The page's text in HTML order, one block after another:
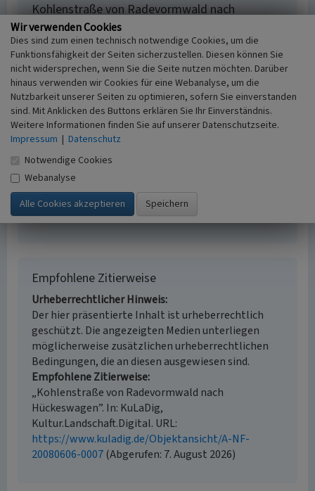
Kohlenstraße von Radevormwald nach
Hückeswagen
Schlagwörter
Straße
Fachsicht(en)
Kulturlandschaftspflege
Erfassungsmaßstab
i.d.R. 1:5.000 (größer als 1:20.000)
Erfassungsmethode
Auswertung historischer Karten,
Literaturauswertung, Geländebegehung/-
kartierung
Historischer Zeitraum
Beginn 1600 bis 1700, Ende nach 1850
Empfohlene Zitierweise
Urheberrechtlicher Hinweis
Der hier präsentierte Inhalt ist urheberrechtlich
geschützt. Die angezeigten Medien unterliegen
möglicherweise zusätzlichen urheberrechtlichen
Bedingungen, die an diesen ausgewiesen sind.
Empfohlene Zitierweise
„Kohlenstraße von Radevormwald nach
Hückeswagen”. In: KuLaDig,
Kultur.Landschaft.Digital. URL:
https://www.kuladig.de/Objektansicht/A-NF-
20080606-0007(Abgerufen: 7. August 2026)
Wir verwenden Cookies
Dies sind zum einen technisch notwendige Cookies, um die
Funktionsfähigkeit der Seiten sicherzustellen. Diesen können Sie
nicht widersprechen, wenn Sie die Seite nutzen möchten. Darüber
hinaus verwenden wir Cookies für eine Webanalyse, um die
Nutzbarkeit unserer Seiten zu optimieren, sofern Sie einverstanden
sind. Mit Anklicken des Buttons erklären Sie Ihr Einverständnis.
Weitere Informationen finden Sie auf unserer Datenschutzseite.
Impressum | Datenschutz
Notwendige Cookies
Webanalyse